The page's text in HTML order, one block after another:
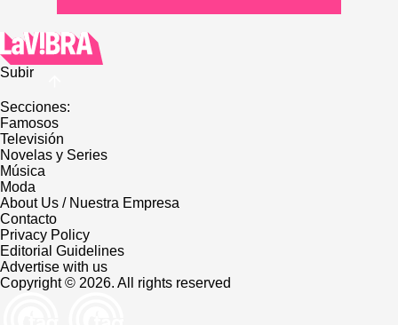
Subir
Secciones:
Famosos
Televisión
Novelas y Series
Música
Moda
About Us / Nuestra Empresa
Contacto
Privacy Policy
Editorial Guidelines
Advertise with us
Copyright © 2026. All rights reserved